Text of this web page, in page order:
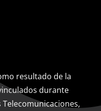
resultado de la
durante